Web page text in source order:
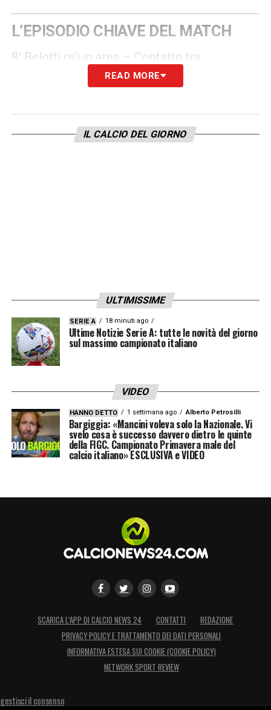
L’EPISODIO CHIAVE DEL MATCH
8′ Belotti giù in area – Contatto tra
l’attaccante e De Ligt. Il Gallo resta a terra
concede il rigore.
READ MORE
IL CALCIO DEL GIORNO
ULTIMISSIME
SERIE A 18 minuti ago
Ultime Notizie Serie A: tutte le novità del giorno
sul massimo campionato italiano
VIDEO
HANNO DETTO 1 settimana ago Alberto Petrosilli
Bargiggia: «Mancini voleva solo la Nazionale. Vi
svelo cosa è successo davvero dietro le quinte
della FIGC. Campionato Primavera male del
calcio italiano» ESCLUSIVA e VIDEO
SCARICA L’APP DI CALCIO NEWS 24 CONTATTI
REDAZIONE
PRIVACY POLICY E TRATTAMENTO DEI DATI PERSONALI
INFORMATIVA ESTESA SUI COOKIE (COOKIE POLICY)
NETWORK SPORT REVIEW
gestisci il consenso